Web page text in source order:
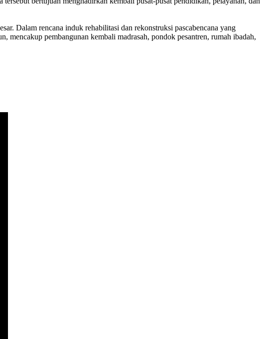
Dalam rencana induk rehabilitasi dan rekonstruksi pascabencana yang
pembangunan kembali madrasah, pondok pesantren, rumah ibadah,